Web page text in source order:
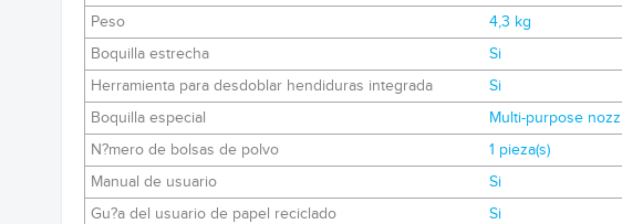
Peso
4,3 kg
Boquilla estrecha
Si
Herramienta para desdoblar hendiduras integrada
Si
Boquilla especial
Multi-purpose
N?mero de bolsas de polvo
1 pieza(s)
Manual de usuario
Si
Gu?a del usuario de papel reciclado
Si